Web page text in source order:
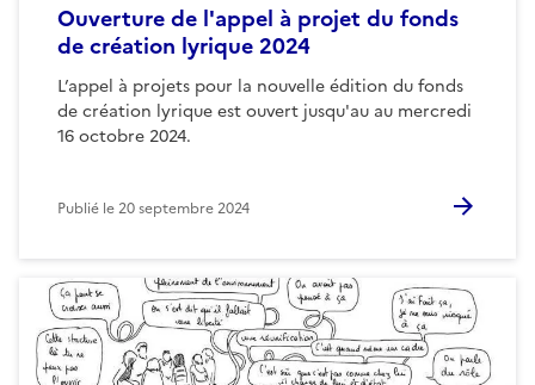
Ouverture de l'appel à projet du fonds
de création lyrique 2024
L’appel à projets pour la nouvelle édition du fonds
de création lyrique est ouvert jusqu'au au mercredi
16 octobre 2024.
Publié le20 septembre 2024